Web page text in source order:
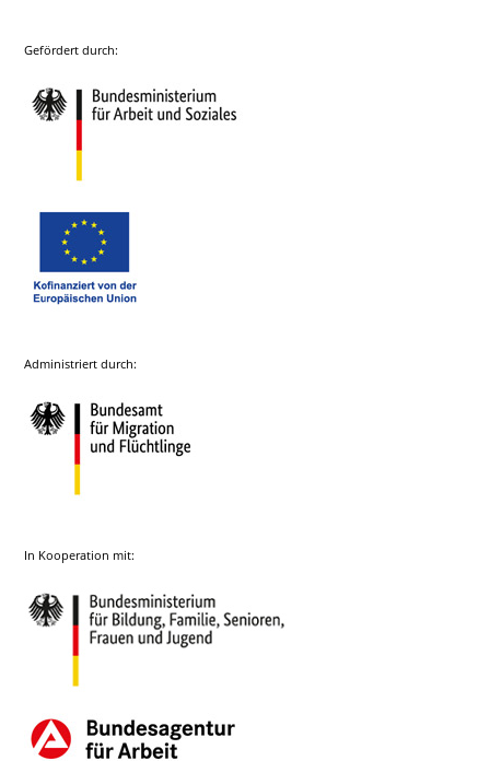
Gefördert durch:
Administriert durch:
In Kooperation mit: